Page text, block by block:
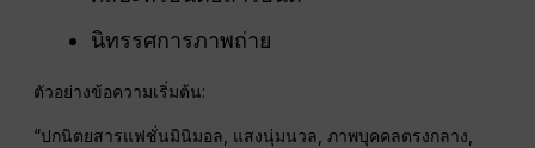
นิทรรศการภาพถ่าย
ตัวอย่างข้อความเริ่มต้น:
“ปกนิตยสารแฟชั่นมินิมอล, แสงนุ่มนวล, ภาพบุคคลตรงกลาง,